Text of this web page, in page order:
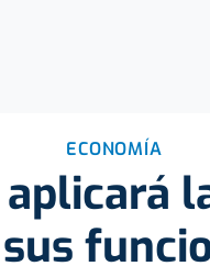
ECONOMÍA